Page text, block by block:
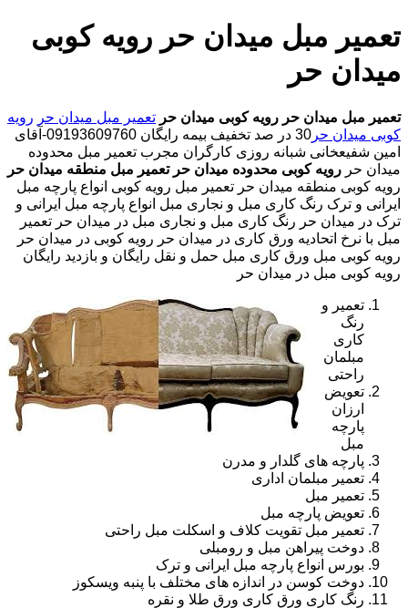
تعمیر مبل میدان حر رویه کوبی
میدان حر
تعمیر مبل میدان حر رویه کوبی میدان حر تعمیر مبل میدان حر رویه
کوبی میدان حر
30 در صد تخفیف بیمه رایگان 09193609760-آقای
امین شفیعخانی شبانه روزی کارگران مجرب تعمیر مبل محدوده
میدان حر رویه کوبی محدوده میدان حر تعمیر مبل منطقه میدان حر
رویه کوبی منطقه میدان حر تعمیر مبل رویه کوبی انواع پارچه مبل
ایرانی و ترک رنگ کاری مبل و نجاری مبل انواع پارچه مبل ایرانی و
ترک در میدان حر رنگ کاری مبل و نجاری مبل در میدان حر تعمیر
مبل با نرخ اتحادیه ورق کاری در میدان حر رویه کوبی در میدان حر
رویه کوبی مبل ورق کاری مبل حمل و نقل رایگان و بازدید رایگان
رویه کوبی مبل در میدان حر
تعمیر و
رنگ
کاری
مبلمان
راحتی
تعویض
ارزان
پارچه
مبل
پارچه های گلدار و مدرن
تعمیر مبلمان اداری
تعمیر مبل
تعویض پارچه مبل
تعمیر مبل تقویت کلاف و اسکلت مبل راحتی
دوخت پیراهن مبل و رومبلی
بورس انواع پارچه مبل ایرانی و ترک
دوخت کوسن در اندازه های مختلف با پنبه ویسکوز
رنگ کاری ورق کاری ورق طلا و نقره